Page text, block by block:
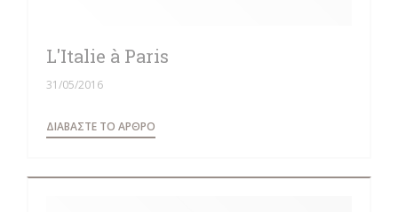
L'Italie à Paris
31/05/2016
ΔΙΑΒΆΣΤΕ ΤΟ ΆΡΘΡΟ